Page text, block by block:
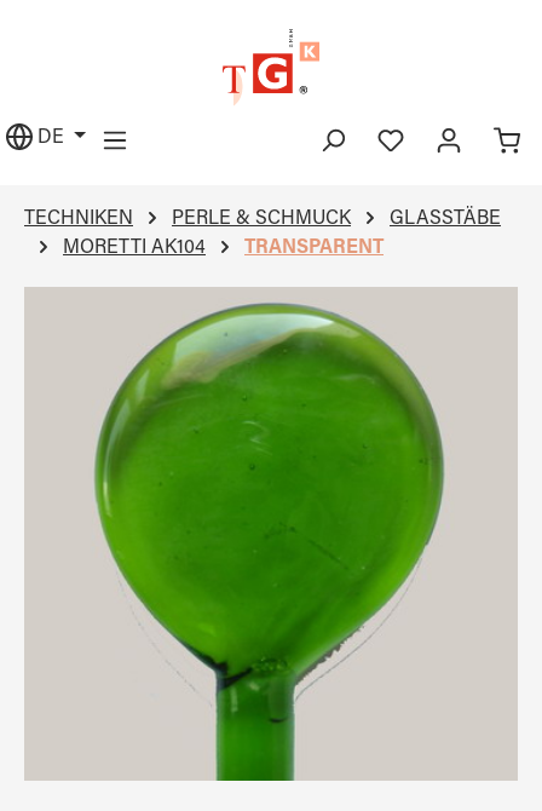
DE
TECHNIKEN PERLE & SCHMUCK
GLASSTÄBE
MORETTI AK104
TRANSPARENT
Bildergalerie überspringen